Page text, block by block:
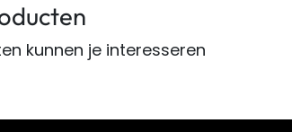
kunnen je interesseren